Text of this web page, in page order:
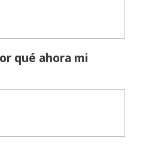
qué ahora mi